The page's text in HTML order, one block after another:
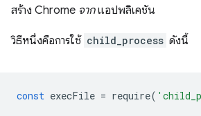
สร้าง Chrome จากแอปพลิเคชัน
วิธีหนึ่งคือการใช้ child_process ดังนี้
const execFile = require(